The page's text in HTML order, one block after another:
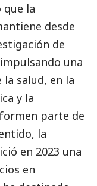
que la
desde
de
una
salud, en la
y la
parte de
la
en 2023 una
en